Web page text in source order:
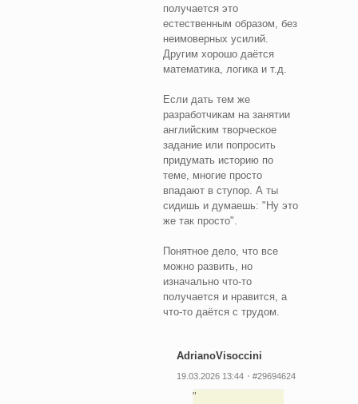
получается это
естественным образом, без
неимоверных усилий.
Другим хорошо даётся
математика, логика и т.д.
Если дать тем же
разработчикам на занятии
английским творческое
задание или попросить
придумать историю по
теме, многие просто
впадают в ступор. А ты
сидишь и думаешь: "Ну это
же так просто".
Понятное дело, что все
можно развить, но
изначально что-то
получается и нравится, а
что-то даётся с трудом.
AdrianoVisoccini
19.03.2026 13:44 #29694624